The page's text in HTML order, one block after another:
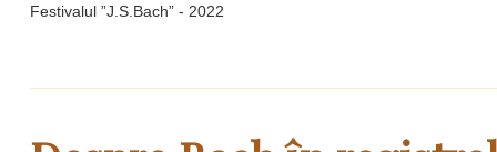
Festivalul ”J.S.Bach” - 2022